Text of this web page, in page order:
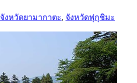
จังหวัดยามากาตะ, จังหวัดฟุกุชิมะ